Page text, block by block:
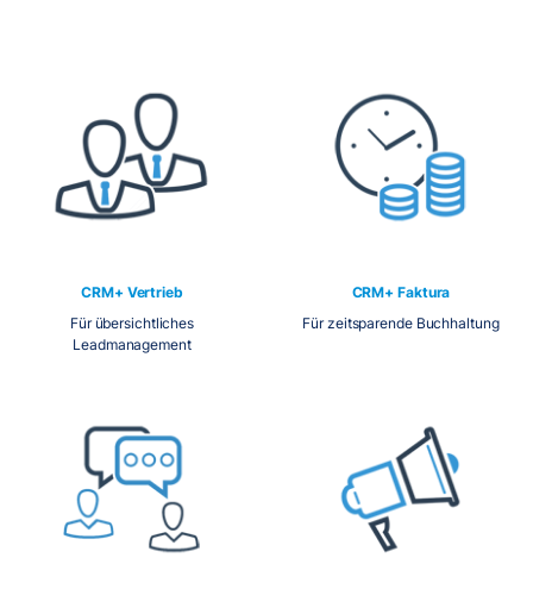
CRM+ Vertrieb
Für übersichtliches
Leadmanagement
CRM+ Faktura
Für zeitsparende Buchhaltung